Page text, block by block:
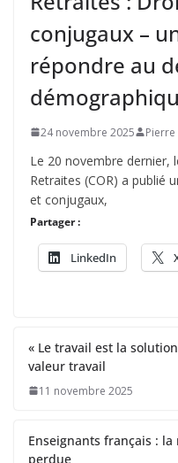
conjugaux –
répondre au
24 novembre 2025
Le 20 novembre dernier,
Retraites (COR) a publié
et conjugaux,
Partager :
LinkedIn
« Le travail est la
valeur travail
11 novembre 2025
Enseignants français :
perdue